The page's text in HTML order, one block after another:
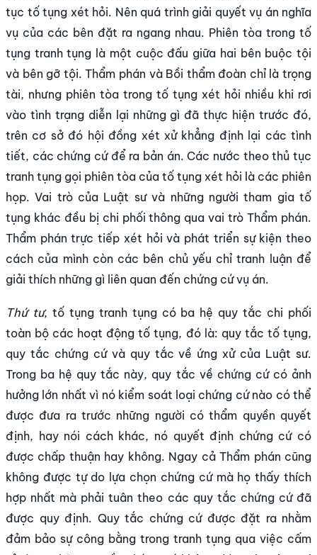
tục tố tụng xét hỏi. Nên quá trình giải quyết vụ án nghĩa
vụ của các bên đặt ra ngang nhau. Phiên tòa trong tố
tụng tranh tụng là một cuộc đấu giữa hai bên buộc tội
và bên gỡ tội. Thẩm phán và Bồi thẩm đoàn chỉ là trọng
tài, nhưng phiên tòa trong tố tụng xét hỏi nhiều khi rơi
vào tình trạng diễn lại những gì đã thực hiện trước đó,
trên cơ sở đó hội đồng xét xử khẳng định lại các tình
tiết, các chứng cứ để ra bản án. Các nước theo thủ tục
tranh tụng gọi phiên tòa của tố tụng xét hỏi là các phiên
họp. Vai trò của Luật sư và những người tham gia tố
tụng khác đều bị chi phối thông qua vai trò Thẩm phán.
Thẩm phán trực tiếp xét hỏi và phát triển sự kiện theo
cách của mình còn các bên chủ yếu chỉ tranh luận để
giải thích những gì liên quan đến chứng cứ vụ án.
Thứ tư, tố tụng tranh tụng có ba hệ quy tắc chi phối
toàn bộ các hoạt động tố tụng, đó là: quy tắc tố tụng,
quy tắc chứng cứ và quy tắc về ứng xử của Luật sư.
Trong ba hệ quy tắc này, quy tắc về chứng cứ có ảnh
hưởng lớn nhất vì nó kiểm soát loại chứng cứ nào có thể
được đưa ra trước những người có thẩm quyền quyết
định, hay nói cách khác, nó quyết định chứng cứ có
được chấp thuận hay không. Ngay cả Thẩm phán cũng
không được tự do lựa chọn chứng cứ mà họ thấy thích
hợp nhất mà phải tuân theo các quy tắc chứng cứ đã
được quy định. Quy tắc chứng cứ được đặt ra nhằm
đảm bảo sự công bằng trong tranh tụng qua việc cấm